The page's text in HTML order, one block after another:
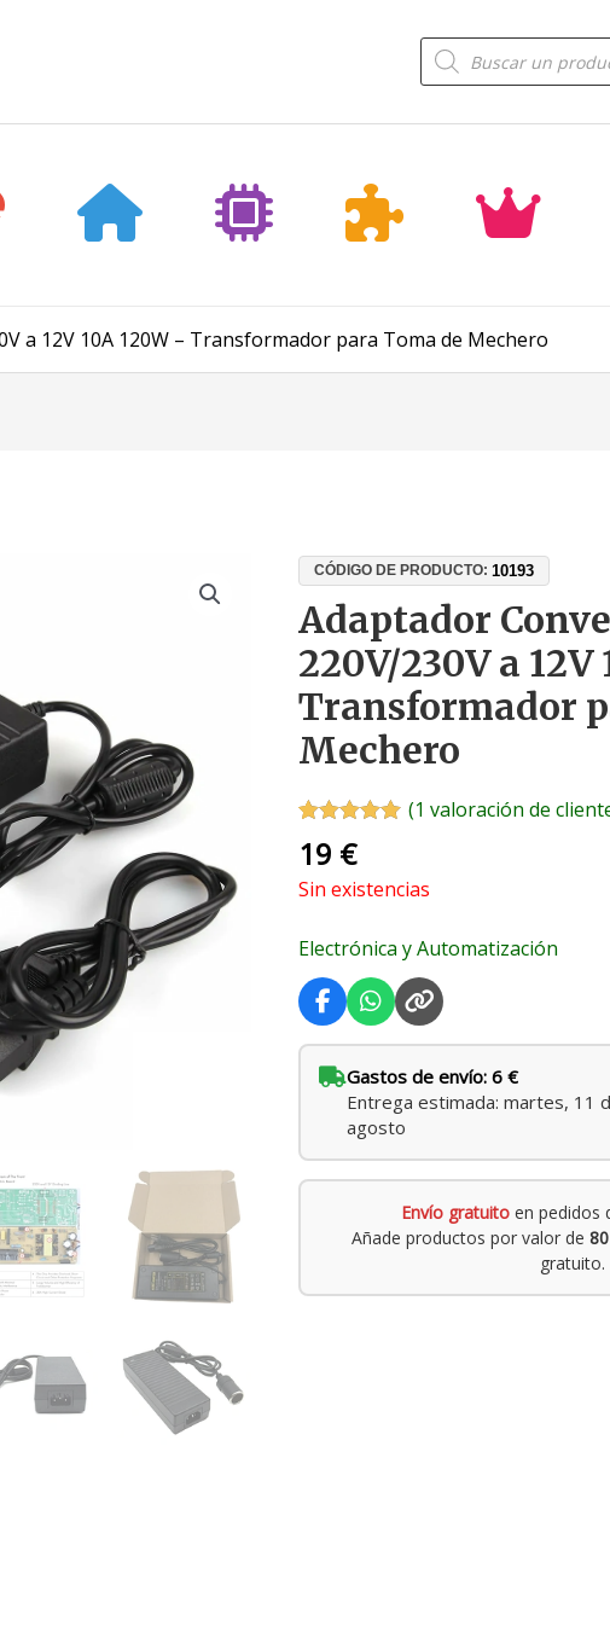
Búsqueda
de
productos
a 12V 10A 120W – Transformador para Toma de Mechero
CÓDIGO DE PRODUCTO:10193
Adaptador
220V/230V a 12V
Transformador
Mechero
5.00 de 5 en
valoración de
(1 valoración de
19 €
Sin existencias
Electrónica y Automatización
Gastos de envío: 6 €
Entrega estimada: martes, 11
agosto
Envío gratuito en pedidos
Añade productos por valor de
gratuito.